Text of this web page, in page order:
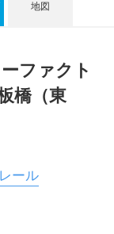
地図
ファクト
橋（東
ール